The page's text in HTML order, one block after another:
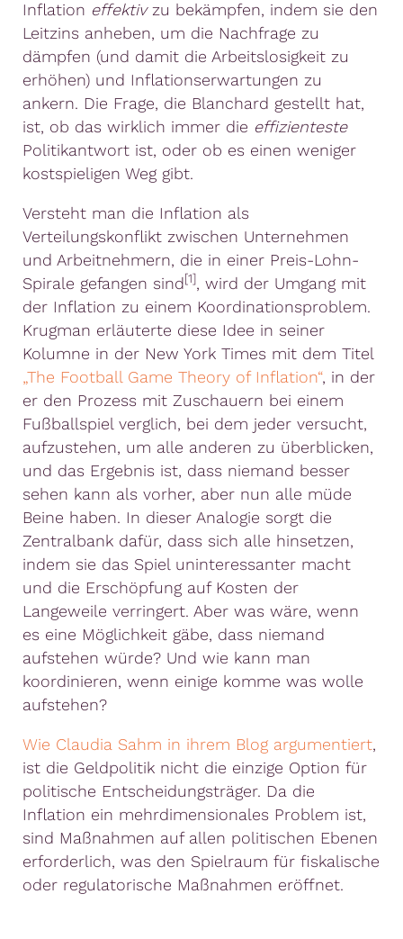
Inflation effektivzu bekämpfen, indem sie den
Leitzins anheben, um die Nachfrage zu
dämpfen (und damit die Arbeitslosigkeit zu
erhöhen) und Inflationserwartungen zu
ankern. Die Frage, die Blanchard gestellt hat,
ist, ob das wirklich immer die effizienteste
Politikantwort ist, oder ob es einen weniger
kostspieligen Weg gibt.
Versteht man die Inflation als
Verteilungskonflikt zwischen Unternehmen
und Arbeitnehmern, die in einer Preis-Lohn-
Spirale gefangen sind[1], wird der Umgang mit
der Inflation zu einem Koordinationsproblem.
Krugman erläuterte diese Idee in seiner
Kolumne in der New York Times mit dem Titel
„The Football Game Theory of Inflation“, in der
er den Prozess mit Zuschauern bei einem
Fußballspiel verglich, bei dem jeder versucht,
aufzustehen, um alle anderen zu überblicken,
und das Ergebnis ist, dass niemand besser
sehen kann als vorher, aber nun alle müde
Beine haben. In dieser Analogie sorgt die
Zentralbank dafür, dass sich alle hinsetzen,
indem sie das Spiel uninteressanter macht
und die Erschöpfung auf Kosten der
Langeweile verringert. Aber was wäre, wenn
es eine Möglichkeit gäbe, dass niemand
aufstehen würde? Und wie kann man
koordinieren, wenn einige komme was wolle
aufstehen?
Wie Claudia Sahm in ihrem Blog argumentiert,
ist die Geldpolitik nicht die einzige Option für
politische Entscheidungsträger. Da die
Inflation ein mehrdimensionales Problem ist,
sind Maßnahmen auf allen politischen Ebenen
erforderlich, was den Spielraum für fiskalische
oder regulatorische Maßnahmen eröffnet.